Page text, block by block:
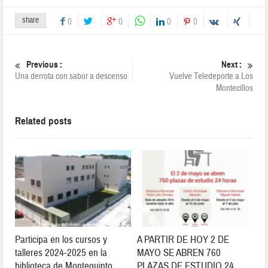
share 0 0 0 0
Previous :
Una derrota con sabor a descenso
Next :
Vuelve Teledeporte a Los
Montecillos
Related posts
Participa en los cursos y
talleres 2024-2025 en la
A PARTIR DE HOY 2 DE
MAYO SE ABREN 760